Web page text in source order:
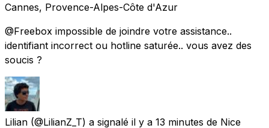
Cannes, Provence-Alpes-Côte d'Azur
@Freebox impossible de joindre votre assistance..
identifiant incorrect ou hotline saturée.. vous avez des
soucis ?
Lilian (@LilianZ_T) a signalé il y a 13 minutes de Nice